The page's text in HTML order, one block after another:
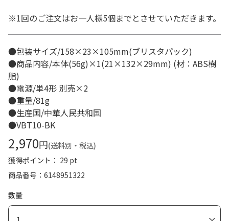
※1回のご注文はお一人様5個までとさせていただきます。
●包装サイズ/158×23×105mm(ブリスタパック)
●商品内容/本体(56g)×1(21×132×29mm) (材：ABS樹
脂)
●電源/単4形 別売×2
●重量/81g
●生産国/中華人民共和国
●VBT10-BK
2,970円(送料別・税込)
獲得ポイント： 29 pt
商品番号
6148951322
数量